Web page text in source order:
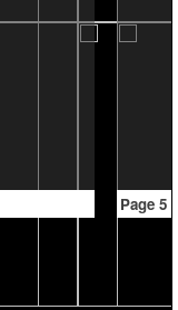
Page 5